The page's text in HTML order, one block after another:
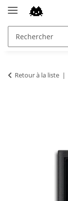
Retour à la liste